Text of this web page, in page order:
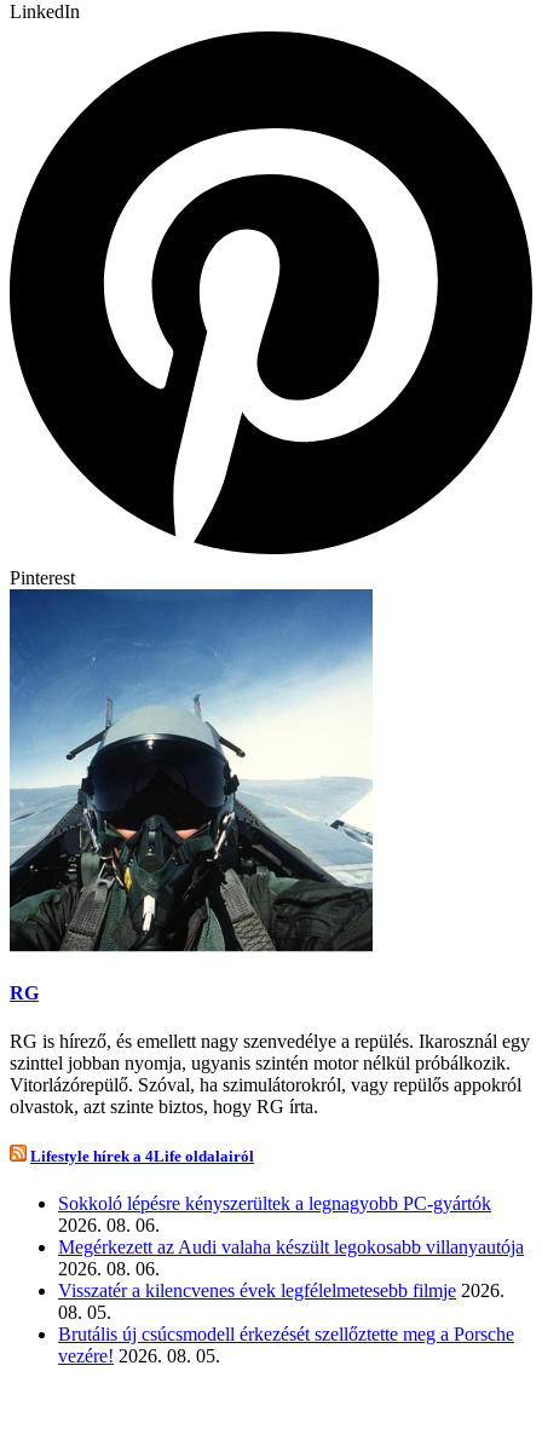
LinkedIn
Pinterest
RG
RG is hírező, és emellett nagy szenvedélye a repülés. Ikarosznál egy
szinttel jobban nyomja, ugyanis szintén motor nélkül próbálkozik.
Vitorlázórepülő. Szóval, ha szimulátorokról, vagy repülős appokról
olvastok, azt szinte biztos, hogy RG írta.
Lifestyle hírek a 4Life oldalairól
Sokkoló lépésre kényszerültek a legnagyobb PC-gyártók
2026. 08. 06.
Megérkezett az Audi valaha készült legokosabb villanyautója
2026. 08. 06.
Visszatér a kilencvenes évek legfélelmetesebb filmje 2026.
08. 05.
Brutális új csúcsmodell érkezését szellőztette meg a Porsche
vezére! 2026. 08. 05.